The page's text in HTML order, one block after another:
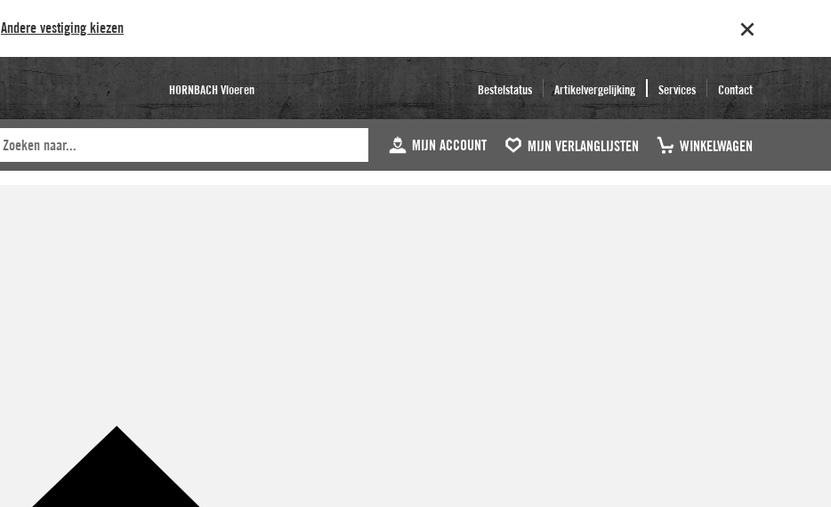
Andere vestiging kiezen
HORNBACH Vloeren Bestelstatus Artikelvergelijking Services Contact
MIJN ACCOUNT MIJN VERLANGLIJSTEN WINKELWAGEN